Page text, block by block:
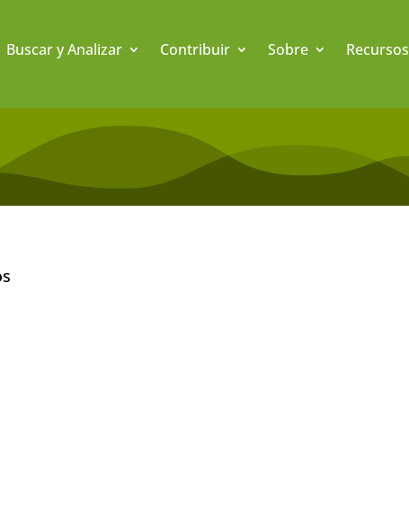
Buscar y Analizar Contribuir Sobre Recursos